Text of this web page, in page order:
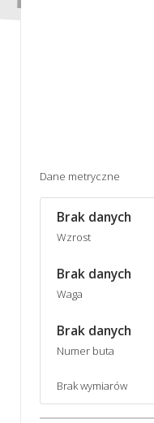
Dane metryczne
Brak danych
Wzrost
Brak danych
Waga
Brak danych
Numer buta
Brak wymiarów